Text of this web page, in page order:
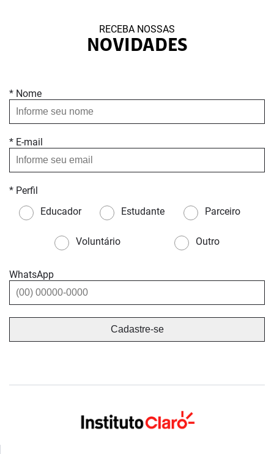
RECEBA NOSSAS
NOVIDADES
* Nome
* E-mail
* Perfil
Educador
Estudante Parceiro
Voluntário Outro
WhatsApp